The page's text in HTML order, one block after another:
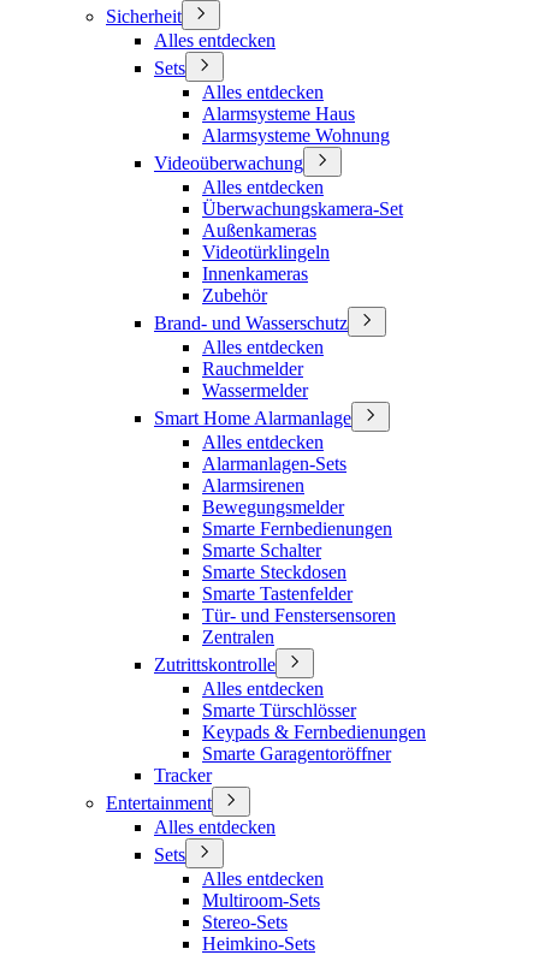
Sicherheit
Alles entdecken
Sets
Alles entdecken
Alarmsysteme Haus
Alarmsysteme Wohnung
Videoüberwachung
Alles entdecken
Überwachungskamera-Set
Außenkameras
Videotürklingeln
Innenkameras
Zubehör
Brand- und Wasserschutz
Alles entdecken
Rauchmelder
Wassermelder
Smart Home Alarmanlage
Alles entdecken
Alarmanlagen-Sets
Alarmsirenen
Bewegungsmelder
Smarte Fernbedienungen
Smarte Schalter
Smarte Steckdosen
Smarte Tastenfelder
Tür- und Fenstersensoren
Zentralen
Zutrittskontrolle
Alles entdecken
Smarte Türschlösser
Keypads & Fernbedienungen
Smarte Garagentoröffner
Tracker
Entertainment
Alles entdecken
Sets
Alles entdecken
Multiroom-Sets
Stereo-Sets
Heimkino-Sets